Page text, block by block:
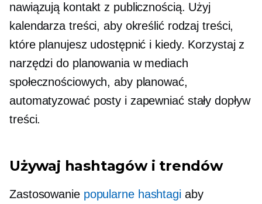
nawiązują kontakt z publicznością. Użyj
kalendarza treści, aby określić rodzaj treści,
które planujesz udostępnić i kiedy. Korzystaj z
narzędzi do planowania w mediach
społecznościowych, aby planować,
automatyzować posty i zapewniać stały dopływ
treści.
Używaj hashtagów i trendów
Zastosowanie popularne hashtagiaby